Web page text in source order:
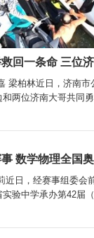
回一条命 三位
梁柏林近日，济南
和两位济南大哥共同
数学物理全国
近日，经赛事组委会
验中学承办第42届